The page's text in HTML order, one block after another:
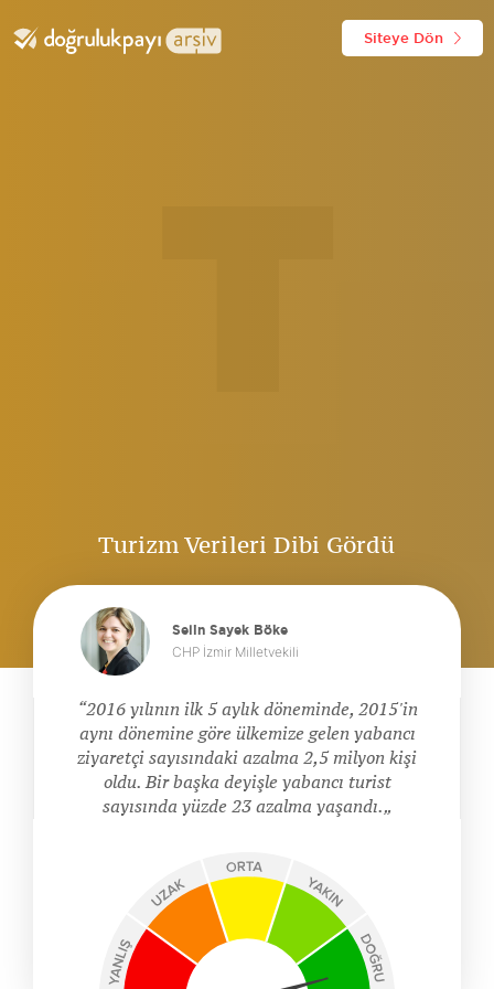
Siteye Dön
Turizm Verileri Dibi Gördü
Selin Sayek Böke
CHP İzmir Milletvekili
2016 yılının ilk 5 aylık döneminde, 2015'in
aynı dönemine göre ülkemize gelen yabancı
ziyaretçi sayısındaki azalma 2,5 milyon kişi
oldu. Bir başka deyişle yabancı turist
sayısında yüzde 23 azalma yaşandı.